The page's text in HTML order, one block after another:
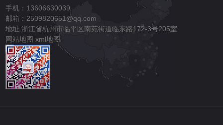
手机：13606630039
邮箱：2509820651@qq.com
地址:浙江省杭州市临平区南苑街道临东路172-3号205室
网站地图 xml地图